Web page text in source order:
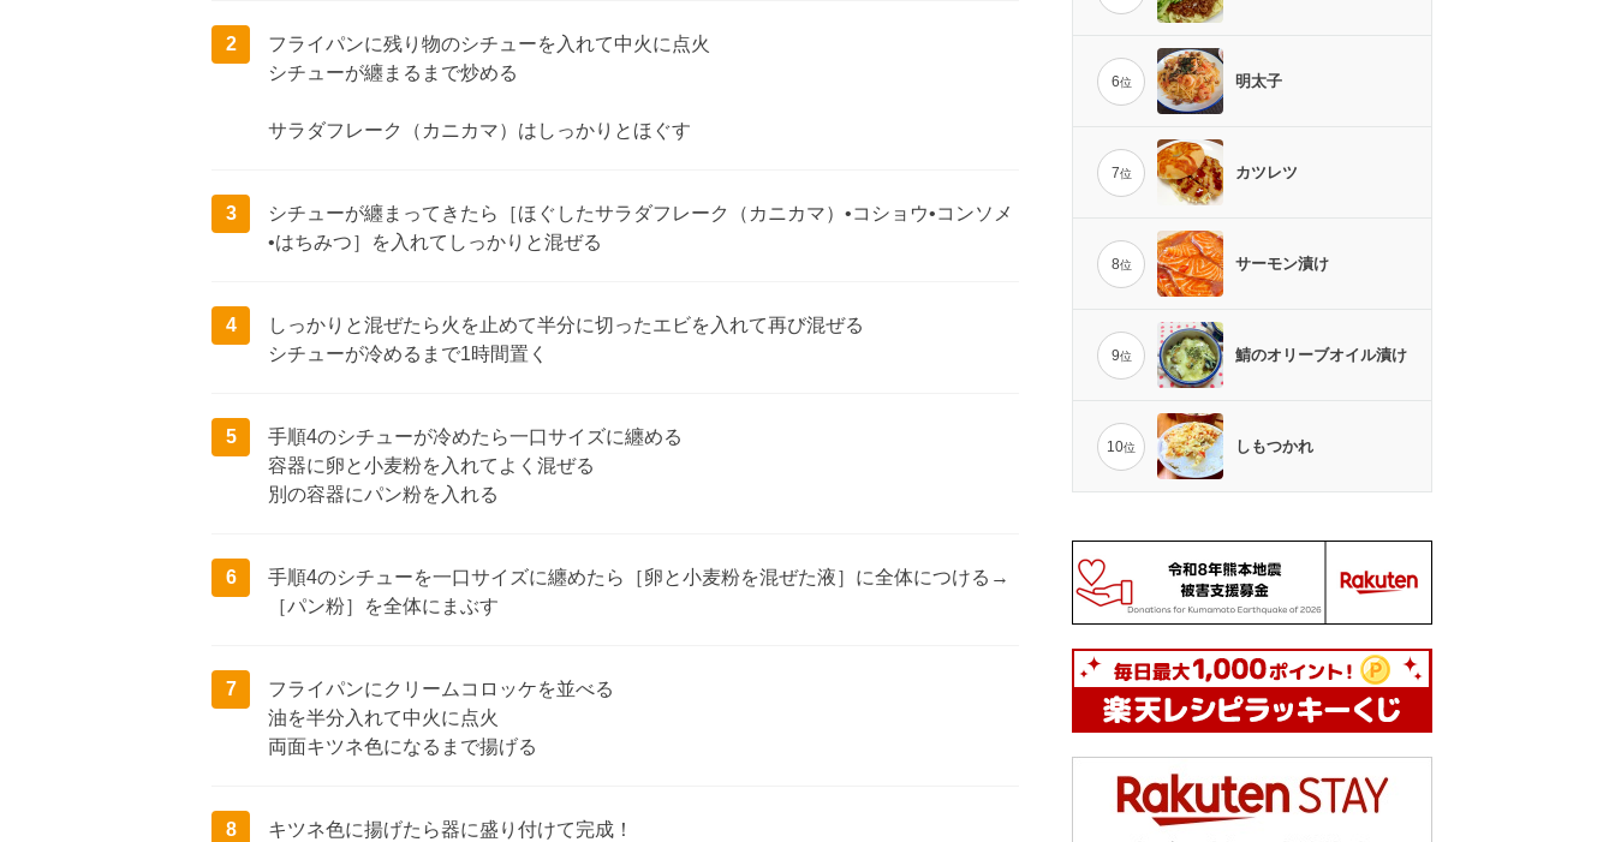
2
フライパンに残り物のシチューを入れて中火に点火
シチューが纏まるまで炒める
サラダフレーク（カニカマ）はしっかりとほぐす
3
シチューが纏まってきたら［ほぐしたサラダフレーク（カニカマ）•コショウ•コンソメ
•はちみつ］を入れてしっかりと混ぜる
4
しっかりと混ぜたら火を止めて半分に切ったエビを入れて再び混ぜる
シチューが冷めるまで1時間置く
5
手順4のシチューが冷めたら一口サイズに纏める
容器に卵と小麦粉を入れてよく混ぜる
別の容器にパン粉を入れる
6
手順4のシチューを一口サイズに纏めたら［卵と小麦粉を混ぜた液］に全体につける→
［パン粉］を全体にまぶす
7
フライパンにクリームコロッケを並べる
油を半分入れて中火に点火
両面キツネ色になるまで揚げる
8 キツネ色に揚げたら器に盛り付けて完成！
6位 明太子
7位 カツレツ
8位 サーモン漬け
9位 鯖のオリーブオイル漬け
10位 しもつかれ